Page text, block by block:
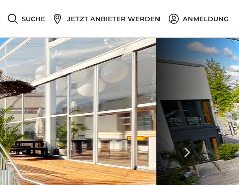
SUCHE JETZT ANBIETER WERDEN ANMELDUNG